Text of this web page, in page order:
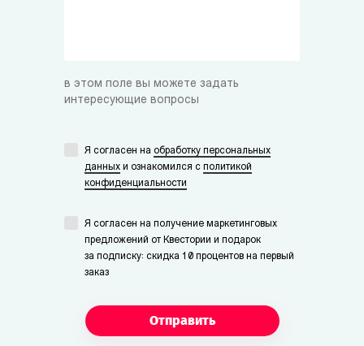
в этом поле вы можете задать
интересующие вопросы
Я согласен на обработку персональных
данных и ознакомился с политикой
конфиденциальности
Я согласен на получение маркетинговых
предложений от Квестории и подарок
за подписку: скидка 10 процентов на первый
заказ
Отправить